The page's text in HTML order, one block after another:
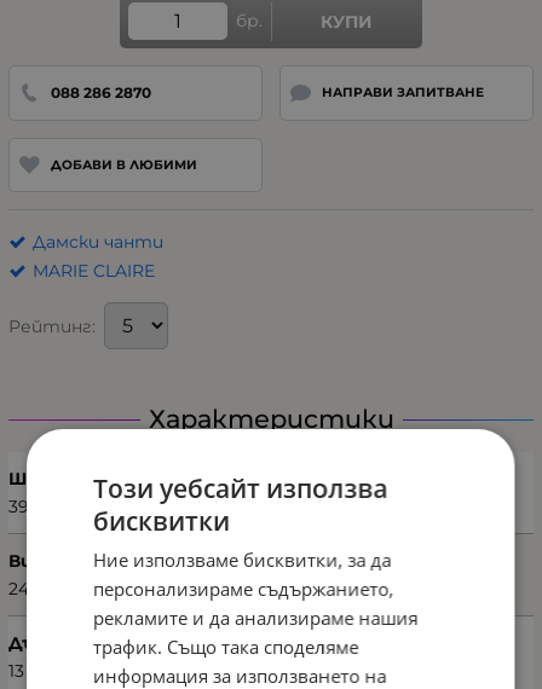
бр. КУПИ
088 286 2870 НАПРАВИ ЗАПИТВАНЕ
ДОБАВИ В ЛЮБИМИ
Дамски чанти
MARIE CLAIRE
Рейтинг:
Характеристики
Ширина (см)
39
Височина (см)
24
Дълбочина (см)
13
Този уебсайт използва
бисквитки
Ние използваме бисквитки, за да
персонализираме съдържанието,
рекламите и да анализираме нашия
трафик. Също така споделяме
информация за използването на